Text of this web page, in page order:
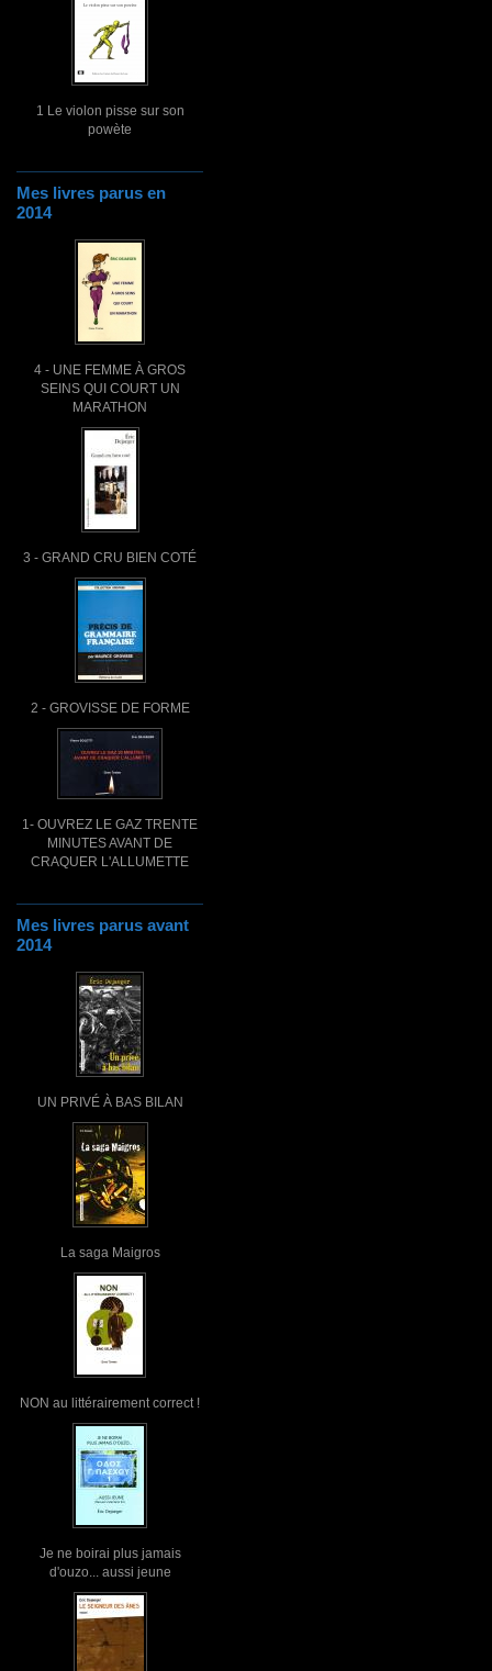
1 Le violon pisse sur son
powète
Mes livres parus en
2014
4 - UNE FEMME À GROS
SEINS QUI COURT UN
MARATHON
3 - GRAND CRU BIEN COTÉ
2 - GROVISSE DE FORME
1- OUVREZ LE GAZ TRENTE
MINUTES AVANT DE
CRAQUER L'ALLUMETTE
Mes livres parus avant
2014
UN PRIVÉ À BAS BILAN
La saga Maigros
NON au littérairement correct !
Je ne boirai plus jamais
d'ouzo... aussi jeune